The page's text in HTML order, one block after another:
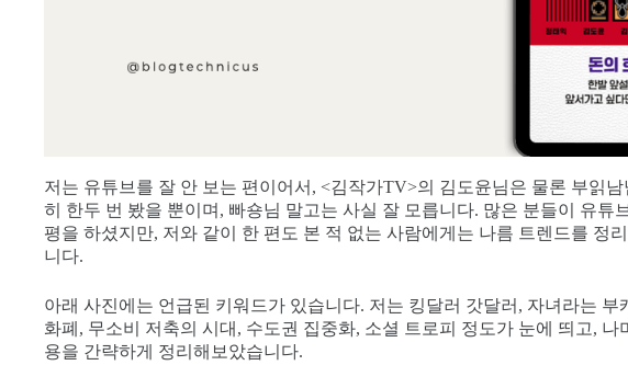
저는 유튜브를 잘 안 보는 편이어서, <김작가TV>의 김도윤님은 물론 부읽
히 한두 번 봤을 뿐이며, 빠숑님 말고는 사실 잘 모릅니다. 많은 분들이 유튜
평을 하셨지만, 저와 같이 한 편도 본 적 없는 사람에게는 나름 트렌드를 정
니다.
아래 사진에는 언급된 키워드가 있습니다. 저는 킹달러 갓달러, 자녀라는 부
화폐, 무소비 저축의 시대, 수도권 집중화, 소셜 트로피 정도가 눈에 띄고, 나
용을 간략하게 정리해보았습니다.